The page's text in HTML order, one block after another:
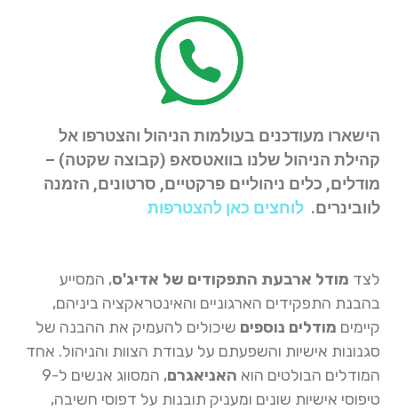
הישארו מעודכנים בעולמות הניהול והצטרפו אל
קהילת הניהול שלנו בוואטסאפ (קבוצה שקטה) –
מודלים, כלים ניהוליים פרקטיים, סרטונים, הזמנה
לוובינרים. לוחצים כאן להצטרפות
לצד מודל ארבעת התפקודים של אדיג'ס, המסייע
בהבנת התפקידים הארגוניים והאינטראקציה ביניהם,
קיימים מודלים נוספים שיכולים להעמיק את ההבנה של
סגנונות אישיות והשפעתם על עבודת הצוות והניהול. אחד
המודלים הבולטים הוא האניאגרם
, המסווג אנשים ל-9
טיפוסי אישיות שונים ומעניק תובנות על דפוסי חשיבה,